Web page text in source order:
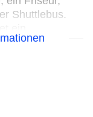
Shuttlebus.